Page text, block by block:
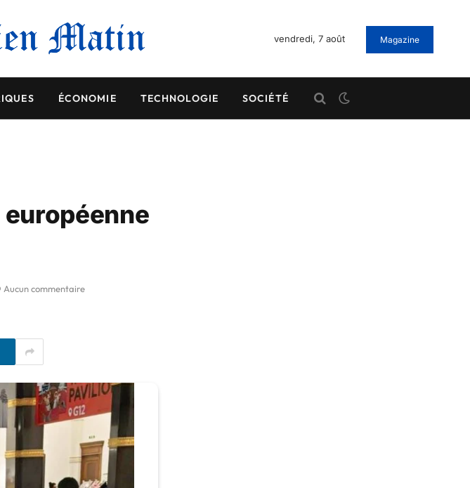
vendredi, 7 août Magazine
ÉCONOMIE TECHNOLOGIE SOCIÉTÉ
Aucun commentaire